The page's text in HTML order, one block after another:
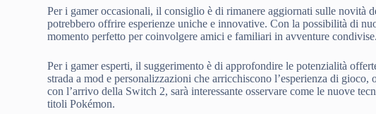
Per i gamer occasionali, il consiglio è di rimanere aggiornati sulle novità
potrebbero offrire esperienze uniche e innovative. Con la possibilità di
momento perfetto per coinvolgere amici e familiari in avventure condivise.
Per i gamer esperti, il suggerimento è di approfondire le potenzialità
strada a mod e personalizzazioni che arricchiscono l’esperienza di
con l’arrivo della Switch 2, sarà interessante osservare come le nuove
titoli Pokémon.